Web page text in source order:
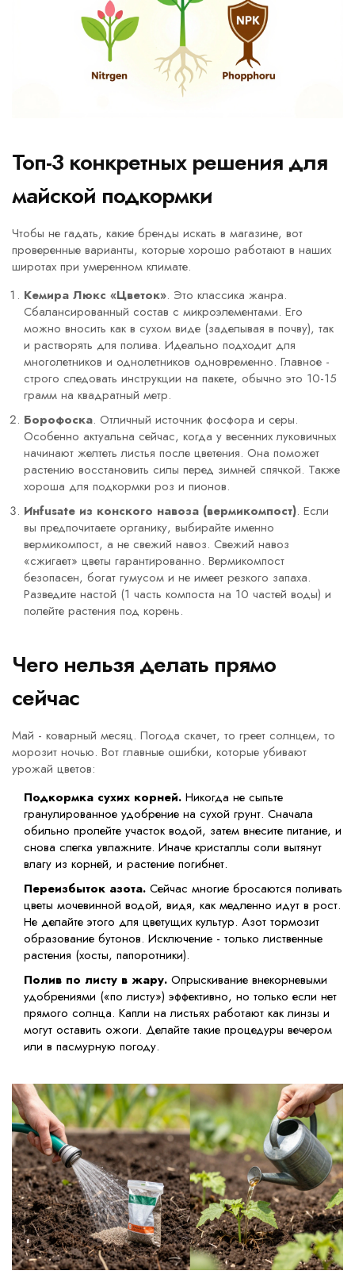
Топ-3 конкретных решения для
майской подкормки
Чтобы не гадать, какие бренды искать в магазине, вот
проверенные варианты, которые хорошо работают в наших
широтах при умеренном климате.
Кемира Люкс «Цветок». Это классика жанра.
Сбалансированный состав с микроэлементами. Его
можно вносить как в сухом виде (заделывая в почву), так
и растворять для полива. Идеально подходит для
многолетников и однолетников одновременно. Главное -
строго следовать инструкции на пакете, обычно это 10-15
грамм на квадратный метр.
Борофоска. Отличный источник фосфора и серы.
Особенно актуальна сейчас, когда у весенних луковичных
начинают желтеть листья после цветения. Она поможет
растению восстановить силы перед зимней спячкой. Также
хороша для подкормки роз и пионов.
Инfusate из конского навоза (вермикомпост). Если
вы предпочитаете органику, выбирайте именно
вермикомпост, а не свежий навоз. Свежий навоз
«сжигает» цветы гарантированно. Вермикомпост
безопасен, богат гумусом и не имеет резкого запаха.
Разведите настой (1 часть компоста на 10 частей воды) и
полейте растения под корень.
Чего нельзя делать прямо
сейчас
Май - коварный месяц. Погода скачет, то греет солнцем, то
морозит ночью. Вот главные ошибки, которые убивают
урожай цветов:
Подкормка сухих корней. Никогда не сыпьте
гранулированное удобрение на сухой грунт. Сначала
обильно пролейте участок водой, затем внесите питание, и
снова слегка увлажните. Иначе кристаллы соли вытянут
влагу из корней, и растение погибнет.
Переизбыток азота. Сейчас многие бросаются поливать
цветы мочевинной водой, видя, как медленно идут в рост.
Не делайте этого для цветущих культур. Азот тормозит
образование бутонов. Исключение - только лиственные
растения (хосты, папоротники).
Полив по листу в жару. Опрыскивание внекорневыми
удобрениями («по листу») эффективно, но только если нет
прямого солнца. Капли на листьях работают как линзы и
могут оставить ожоги. Делайте такие процедуры вечером
или в пасмурную погоду.